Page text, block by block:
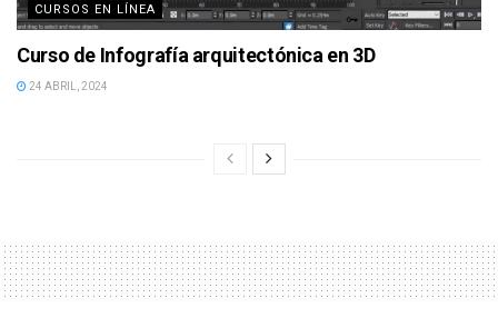
CURSOS EN LÍNEA
Curso de Infografía arquitectónica en 3D
24 ABRIL, 2024